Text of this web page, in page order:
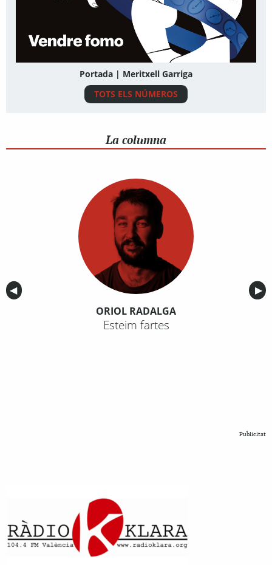
Portada | Meritxell Garriga
TOTS ELS NÚMEROS
La columna
Anterior
◀︎ ▶︎
ORIOL RADALGA
Esteim fartes
Publicitat